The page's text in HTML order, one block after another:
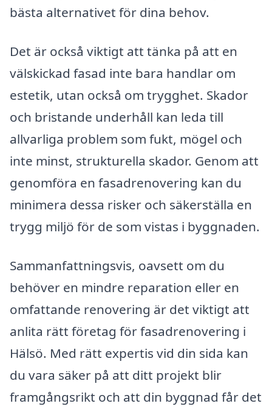
bästa alternativet för dina behov.
Det är också viktigt att tänka på att en
välskickad fasad inte bara handlar om
estetik, utan också om trygghet. Skador
och bristande underhåll kan leda till
allvarliga problem som fukt, mögel och
inte minst, strukturella skador. Genom att
genomföra en fasadrenovering kan du
minimera dessa risker och säkerställa en
trygg miljö för de som vistas i byggnaden.
Sammanfattningsvis, oavsett om du
behöver en mindre reparation eller en
omfattande renovering är det viktigt att
anlita rätt företag för fasadrenovering i
Hälsö. Med rätt expertis vid din sida kan
du vara säker på att ditt projekt blir
framgångsrikt och att din byggnad får det